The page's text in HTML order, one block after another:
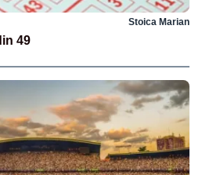
Stoica Marian
49